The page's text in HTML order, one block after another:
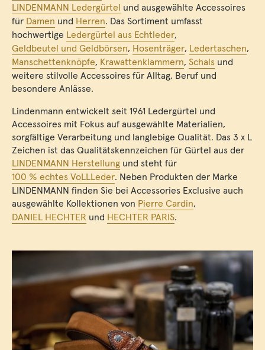
LINDENMANN Ledergürtel und ausgewählte Accessoires
für Damen und Herren. Das Sortiment umfasst
hochwertige Ledergürtel aus Echtleder,
Geldbeutel und Geldbörsen, Hosenträger, Ledertaschen,
Manschettenknöpfe, Krawattenklammern, Schals und
weitere stilvolle Accessoires für Alltag, Beruf und
besondere Anlässe.
Lindenmann entwickelt seit 1961 Ledergürtel und
Accessoires mit Fokus auf ausgewählte Materialien,
sorgfältige Verarbeitung und langlebige Qualität. Das 3 x L
Zeichen ist das Qualitätskennzeichen für Gürtel aus der
LINDENMANN Herstellung und steht für
100 % echtes VoLLLeder. Neben Produkten der Marke
LINDENMANN finden Sie bei Accessories Exclusive auch
ausgewählte Kollektionen von Pierre Cardin,
DANIEL HECHTER und HECHTER PARIS.